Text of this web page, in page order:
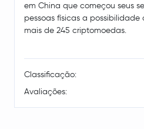
em China que começou seus
pessoas físicas a
mais de 245 criptomoedas.
Classificação:
Avaliações: